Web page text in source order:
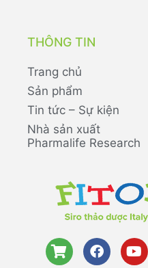
THÔNG TIN
Trang chủ
Sản phẩm
Tin tức – Sự kiện
Nhà sản xuất
Pharmalife Research